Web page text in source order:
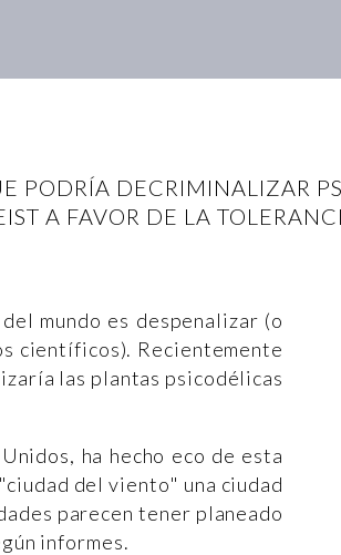
PODRÍA DECRIMINALIZAR
A FAVOR DE LA
mundo es despenalizar (o
científicos). Recientemente
las plantas psicodélicas
ha hecho eco de esta
del viento" una ciudad
parecen tener planeado
informes.